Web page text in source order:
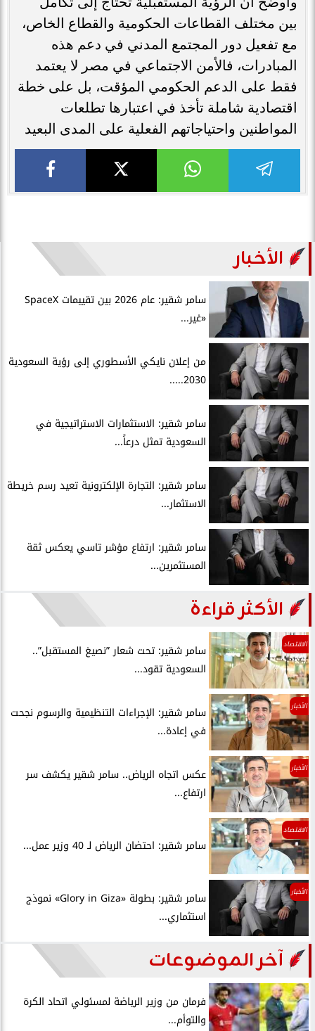
بين مختلف القطاعات الحكومية والقطاع الخاص،
مع تفعيل دور المجتمع المدني في دعم هذه
المبادرات، فالأمن الاجتماعي في مصر لا يعتمد
فقط على الدعم الحكومي المؤقت، بل على خطة
اقتصادية شاملة تأخذ في اعتبارها تطلعات
المواطنين واحتياجاتهم الفعلية على المدى البعيد
الأخبار
سامر شقير: عام 2026 بين تقييمات SpaceX
«غير...
من إعلان نايكي الأسطوري إلى رؤية السعودية
2030.....
سامر شقير: الاستثمارات الاستراتيجية في
السعودية تمثل درعاً...
سامر شقير: التجارة الإلكترونية تعيد رسم خريطة
الاستثمار...
سامر شقير: ارتفاع مؤشر تاسي يعكس ثقة
المستثمرين...
الأكثر قراءة
الاقتصاد
سامر شقير: تحت شعار ”نصيغ المستقبل”..
السعودية تقود...
الأخبار
سامر شقير: الإجراءات التنظيمية والرسوم نجحت
في إعادة...
الأخبار
عكس اتجاه الرياض.. سامر شقير يكشف سر
ارتفاع...
الاقتصاد
سامر شقير: احتضان الرياض لـ 40 وزير عمل...
الأخبار
سامر شقير: بطولة «Glory in Giza» نموذج
استثماري...
آخر الموضوعات
فرمان من وزير الرياضة لمسئولي اتحاد الكرة
والتوأم...